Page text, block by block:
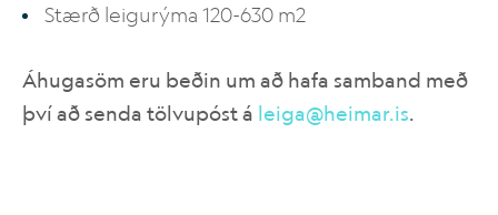
Stærð leigurýma 120-630 m2
Áhugasöm eru beðin um að hafa samband með
því að senda tölvupóst á leiga@heimar.is.